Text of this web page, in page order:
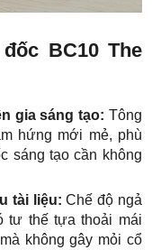
BC10 The
gia sáng tạo: Tông
hứng mới mẻ, phù
sáng tạo cần không
tài liệu:Chế độ ngả
tư thế tựa thoải mái
không gây mỏi cổ